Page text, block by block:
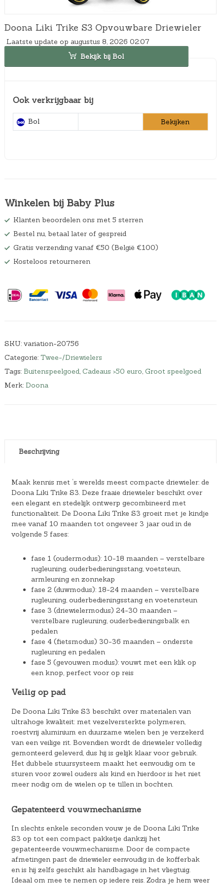
Doona Liki Trike S3 Opvouwbare Driewieler
Laatste update op augustus 8, 2026 02:07
Bekijk bij Bol
Ook verkrijgbaar bij
Bol Bekijken
Winkelen bij Baby Plus
Klanten beoordelen ons met 5 sterren
Bestel nu, betaal later of gespreid
Gratis verzending vanaf €50 (België €100)
Kosteloos retourneren
SKU: variation-20756
Categorie: Twee-/Driewielers
Tags: Buitenspeelgoed, Cadeaus >50 euro, Groot speelgoed
Merk: Doona
Beschrijving
Maak kennis met ‘s werelds meest compacte driewieler: de
Doona Liki Trike S3. Deze fraaie driewieler beschikt over
een elegant en stedelijk ontwerp gecombineerd met
functionaliteit. De Doona Liki Trike S3 groeit met je kindje
mee vanaf 10 maanden tot ongeveer 3 jaar oud in de
volgende 5 fases:
fase 1 (oudermodus): 10-18 maanden – verstelbare
rugleuning, ouderbedieningsstang, voetsteun,
armleuning en zonnekap
fase 2 (duwmodus): 18-24 maanden – verstelbare
rugleuning, ouderbedieningsstang en voetensteun
fase 3 (driewielermodus) 24-30 maanden –
verstelbare rugleuning, ouderbedieningsbalk en
pedalen
fase 4 (fietsmodus) 30-36 maanden – onderste
rugleuning en pedalen
fase 5 (gevouwen modus): vouwt met een klik op
een knop, perfect voor op reis
Veilig op pad
De Doona Liki Trike S3 beschikt over materialen van
ultrahoge kwaliteit: met vezelversterkte polymeren,
roestvrij aluminium en duurzame wielen ben je verzekerd
van een veilige rit. Bovendien wordt de driewieler volledig
gemonteerd geleverd, dus hij is gelijk klaar voor gebruik.
Het dubbele stuursysteem maakt het eenvoudig om te
sturen voor zowel ouders als kind en hierdoor is het niet
meer nodig om de wielen op te tillen in bochten.
Gepatenteerd vouwmechanisme
In slechts enkele seconden vouw je de Doona Liki Trike
S3 op tot een compact pakketje dankzij het
gepatenteerde vouwmechanisme. Door de compacte
afmetingen past de driewieler eenvoudig in de kofferbak
en is hij zelfs geschikt als handbagage in het vliegtuig.
Ideaal om mee te nemen op iedere reis. Zodra je hem weer